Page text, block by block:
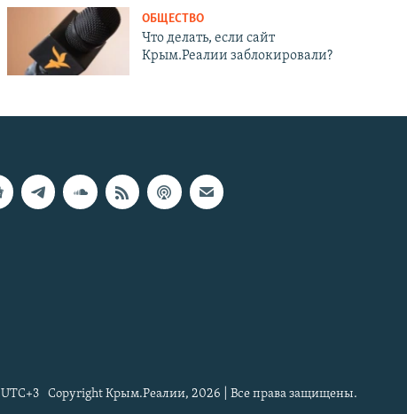
ОБЩЕСТВО
Что делать, если сайт
Крым.Реалии заблокировали?
Copyright Крым.Реалии, 2026 | Все права защищены.
UTC+3